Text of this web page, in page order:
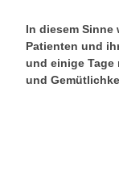
In diesem
Patienten und
und einige
und